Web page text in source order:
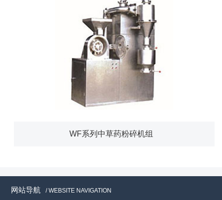
WF系列中草药粉碎机组
网站导航 / WEBSITE NAVIGATION